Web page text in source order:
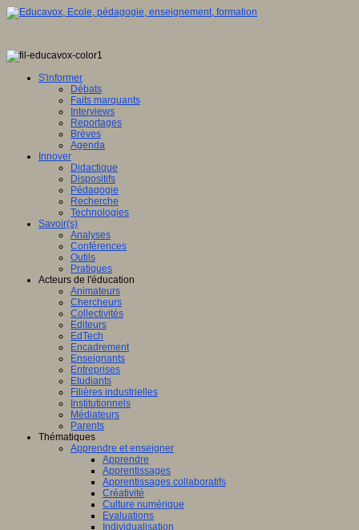
S'informer
Débats
Faits marquants
Interviews
Reportages
Brèves
Agenda
Innover
Didactique
Dispositifs
Pédagogie
Recherche
Technologies
Savoir(s)
Analyses
Conférences
Outils
Pratiques
Acteurs de l'éducation
Animateurs
Chercheurs
Collectivités
Editeurs
EdTech
Encadrement
Enseignants
Entreprises
Etudiants
Filières industrielles
Institutionnels
Médiateurs
Parents
Thématiques
Apprendre et enseigner
Apprendre
Apprentissages
Apprentissages collaboratifs
Créativité
Culture numérique
Evaluations
Individualisation